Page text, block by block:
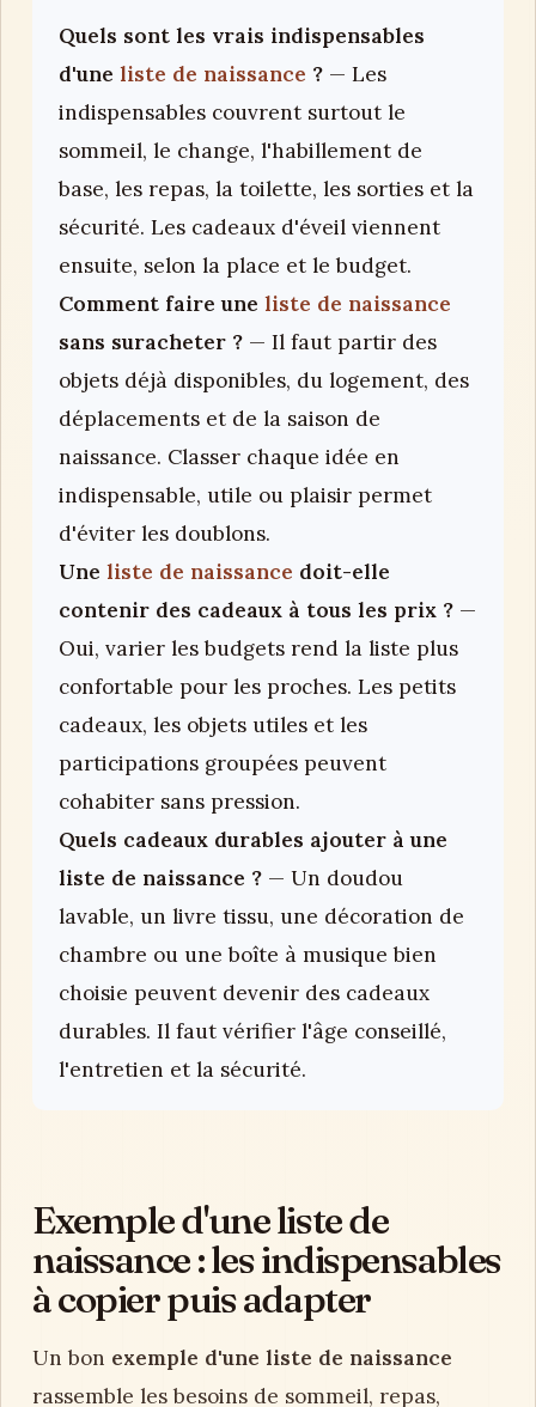
Quels sont les vrais indispensables
d'une liste de naissance ? — Les
indispensables couvrent surtout le
sommeil, le change, l'habillement de
base, les repas, la toilette, les sorties et la
sécurité. Les cadeaux d'éveil viennent
ensuite, selon la place et le budget.
Comment faire une liste de naissance
sans suracheter ? — Il faut partir des
objets déjà disponibles, du logement, des
déplacements et de la saison de
naissance. Classer chaque idée en
indispensable, utile ou plaisir permet
d'éviter les doublons.
Une liste de naissance doit-elle
contenir des cadeaux à tous les prix ? —
Oui, varier les budgets rend la liste plus
confortable pour les proches. Les petits
cadeaux, les objets utiles et les
participations groupées peuvent
cohabiter sans pression.
Quels cadeaux durables ajouter à une
liste de naissance ? — Un doudou
lavable, un livre tissu, une décoration de
chambre ou une boîte à musique bien
choisie peuvent devenir des cadeaux
durables. Il faut vérifier l'âge conseillé,
l'entretien et la sécurité.
Exemple d'une liste de
naissance : les indispensables
à copier puis adapter
Un bon exemple d'une liste de naissance
rassemble les besoins de sommeil, repas,